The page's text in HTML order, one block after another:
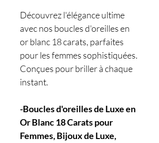
Découvrez l'élégance ultime
avec nos boucles d'oreilles en
or blanc 18 carats, parfaites
pour les femmes sophistiquées.
Conçues pour briller à chaque
instant.
-Boucles d'oreilles de Luxe en
Or Blanc 18 Carats pour
Femmes, Bijoux de Luxe,